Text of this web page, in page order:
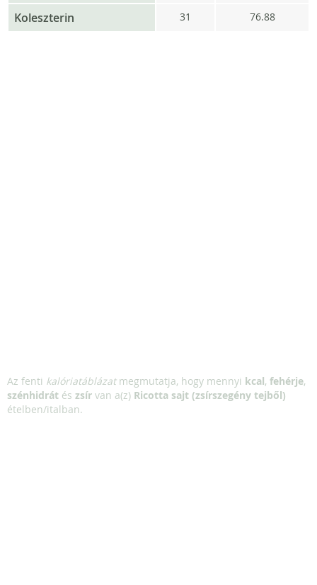
Koleszterin 31 76.88
Az fenti kalóriatáblázatmegmutatja, hogy mennyi kcal, fehérje,
szénhidrát és zsír van a(z) Ricotta sajt (zsírszegény tejből)
ételben/italban.